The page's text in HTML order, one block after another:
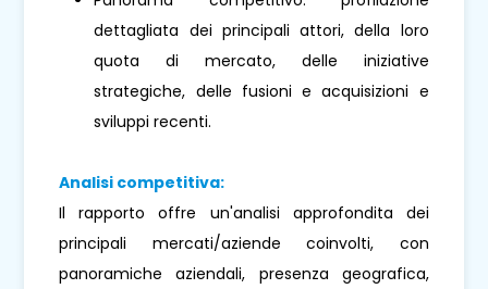
dettagliata dei principali attori, della loro
quota di mercato, delle iniziative
strategiche, delle fusioni e acquisizioni e
sviluppi recenti.
Analisi competitiva:
Il rapporto offre un'analisi approfondita dei
principali mercati/aziende coinvolti, con
panoramiche aziendali, presenza geografica,